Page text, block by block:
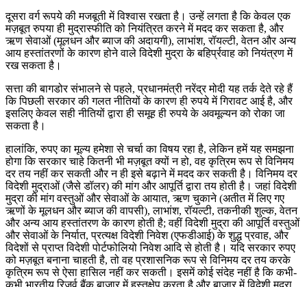
दूसरा वर्ग रूपये की मजबूती में विश्वास रखता है। उन्हें लगता है कि केवल एक
मज़बूत रुपया ही मुद्रास्फीति को नियंत्रित करने में मदद कर सकता है, और
ऋण सेवाओं (मूलधन और ब्याज की अदायगी), लाभांश, रॉयल्टी, वेतन और अन्य
आय हस्तांतरणों के कारण होने वाले विदेशी मुद्रा के बहिर्प्रवाह को नियंत्रण में
रख सकता है।
सत्ता की बागडोर संभालने से पहले, प्रधानमंत्री नरेंद्र मोदी यह तर्क देते रहे हैं
कि पिछली सरकार की गलत नीतियों के कारण ही रुपये में गिरावट आई है, और
इसलिए केवल सही नीतियों द्वारा ही समूह ही रुपये के अवमूल्यन को रोका जा
सकता है।
हालांकि, रुपए का मूल्य हमेशा से चर्चा का विषय रहा है, लेकिन हमें यह समझना
होगा कि सरकार चाहे कितनी भी मज़बूत क्यों न हो, वह कृत्रिम रूप से विनिमय
दर तय नहीं कर सकती और न ही इसे बढ़ाने में मदद कर सकती है। विनिमय दर
विदेशी मुद्राओं (जैसे डॉलर) की मांग और आपूर्ति द्वारा तय होती है। जहां विदेशी
मुद्रा की मांग वस्तुओं और सेवाओं के आयात, ऋण चुकाने (अतीत में लिए गए
ऋणों के मूलधन और ब्याज की वापसी), लाभांश, रॉयल्टी, तकनीकी शुल्क, वेतन
और अन्य आय हस्तांतरण के कारण होती है; वहीं विदेशी मुद्रा की आपूर्ति वस्तुओं
और सेवाओं के निर्यात, प्रत्यक्ष विदेशी निवेश (एफडीआई) के शुद्ध प्रवाह, और
विदेशों से प्राप्त विदेशी पोर्टफोलियो निवेश आदि से होती है। यदि सरकार रुपए
को मज़बूत बनाना चाहती है, तो वह प्रशासनिक रूप से विनिमय दर तय करके
कृत्रिम रूप से ऐसा हासिल नहीं कर सकती। इसमें कोई संदेह नहीं है कि कभी-